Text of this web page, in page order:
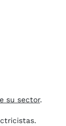
su sector.